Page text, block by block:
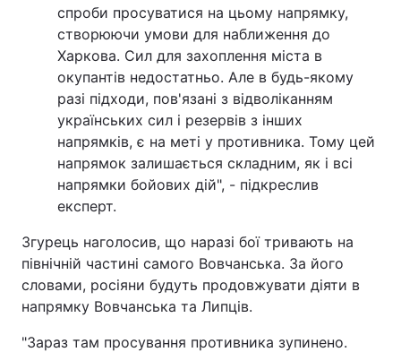
спроби просуватися на цьому напрямку,
створюючи умови для наближення до
Харкова. Сил для захоплення міста в
окупантів недостатньо. Але в будь-якому
разі підходи, пов'язані з відволіканням
українських сил і резервів з інших
напрямків, є на меті у противника. Тому цей
напрямок залишається складним, як і всі
напрямки бойових дій", - підкреслив
експерт.
Згурець наголосив, що наразі бої тривають на
північній частині самого Вовчанська. За його
словами, росіяни будуть продовжувати діяти в
напрямку Вовчанська та Липців.
"Зараз там просування противника зупинено.